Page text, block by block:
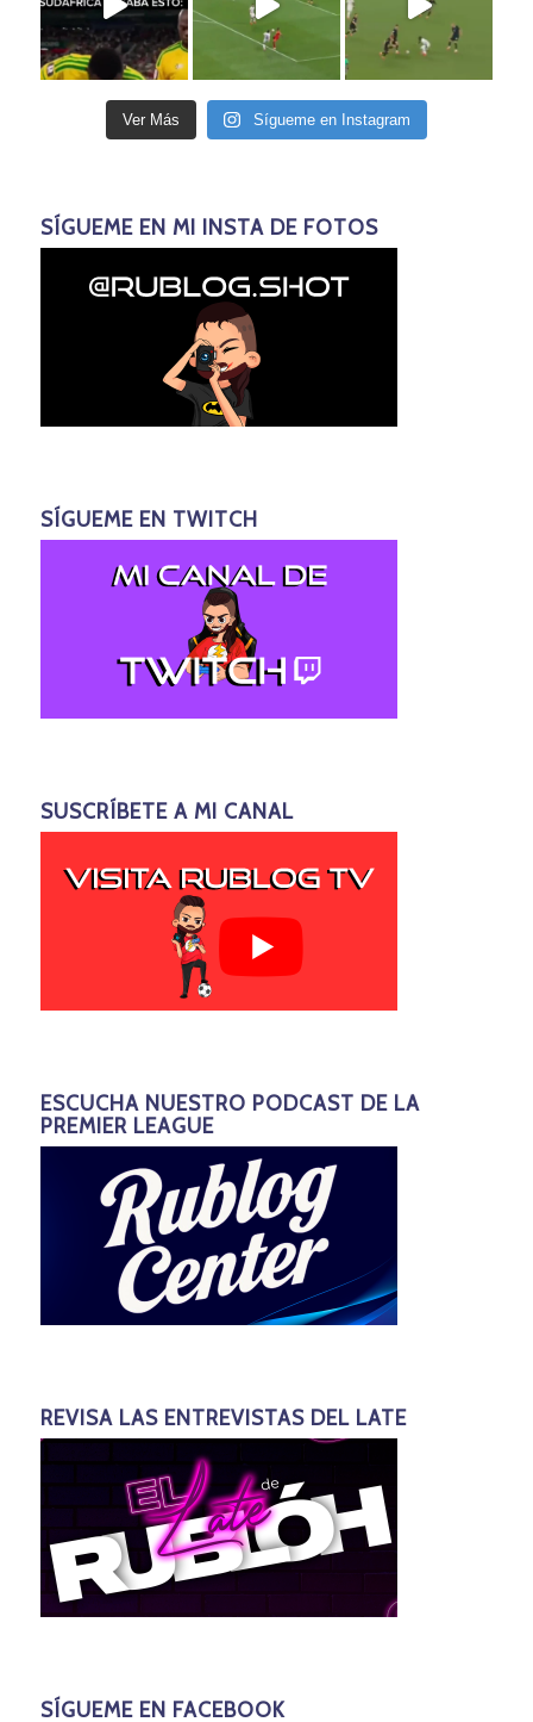
Ver Más Sígueme en Instagram
SÍGUEME EN MI INSTA DE FOTOS
SÍGUEME EN TWITCH
SUSCRÍBETE A MI CANAL
ESCUCHA NUESTRO PODCAST DE LA
PREMIER LEAGUE
REVISA LAS ENTREVISTAS DEL LATE
SÍGUEME EN FACEBOOK